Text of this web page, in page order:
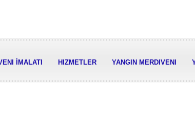
İMALATI HIZMETLER YANGIN MERDIVENI